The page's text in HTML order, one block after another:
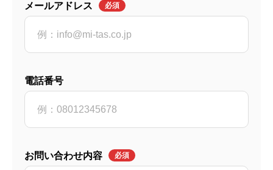
メールアドレス 必須
電話番号
お問い合わせ内容 必須